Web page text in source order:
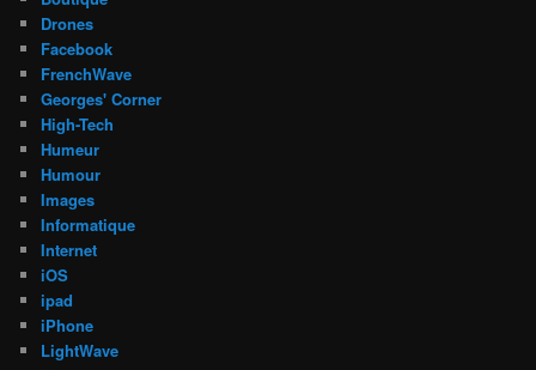
Drones
Facebook
FrenchWave
Georges' Corner
High-Tech
Humeur
Humour
Images
Informatique
Internet
iOS
ipad
iPhone
LightWave